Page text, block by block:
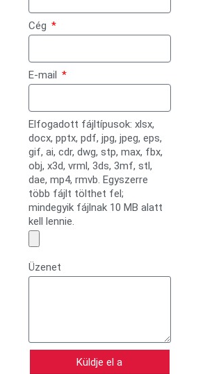
Cég
E-mail
Elfogadott fájltípusok: xlsx,
docx, pptx, pdf, jpg, jpeg, eps,
gif, ai, cdr, dwg, stp, max, fbx,
obj, x3d, vrml, 3ds, 3mf, stl,
dae, mp4, rmvb. Egyszerre
több fájlt tölthet fel;
mindegyik fájlnak 10 MB alatt
kell lennie.
Üzenet
Küldje el a